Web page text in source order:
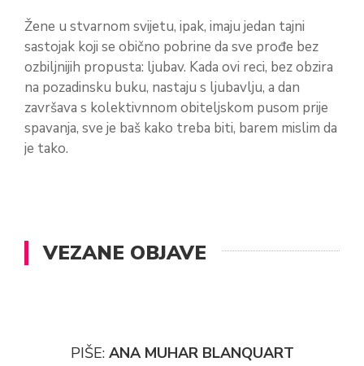
Žene u stvarnom svijetu, ipak, imaju jedan tajni
sastojak koji se obično pobrine da sve prođe bez
ozbiljnijih propusta: ljubav. Kada ovi reci, bez obzira
na pozadinsku buku, nastaju s ljubavlju, a dan
završava s kolektivnnom obiteljskom pusom prije
spavanja, sve je baš kako treba biti, barem mislim da
je tako.
VEZANE OBJAVE
PIŠE: ANA MUHAR BLANQUART